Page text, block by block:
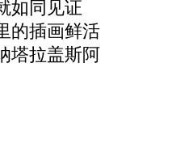
如同见证
的插画鲜活
塔拉盖斯阿
市蜃楼般
比市仅200